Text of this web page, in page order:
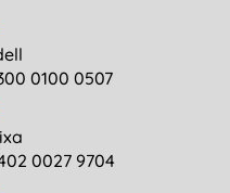
0100 0507
0027 9704